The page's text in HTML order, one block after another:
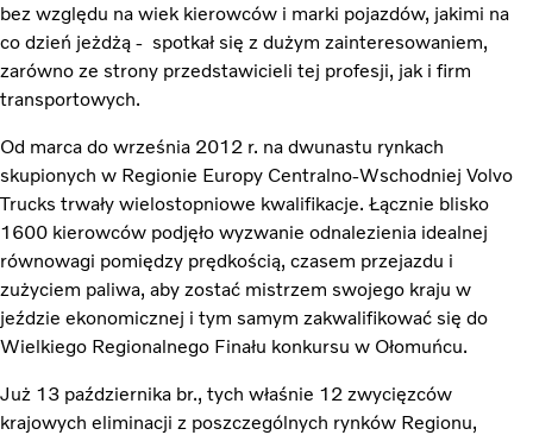
bez względu na wiek kierowców i marki pojazdów, jakimi na
co dzień jeżdżą - spotkał się z dużym zainteresowaniem,
zarówno ze strony przedstawicieli tej profesji, jak i firm
transportowych.
Od marca do września 2012 r. na dwunastu rynkach
skupionych w Regionie Europy Centralno-Wschodniej Volvo
Trucks trwały wielostopniowe kwalifikacje. Łącznie blisko
1600 kierowców podjęło wyzwanie odnalezienia idealnej
równowagi pomiędzy prędkością, czasem przejazdu i
zużyciem paliwa, aby zostać mistrzem swojego kraju w
jeździe ekonomicznej i tym samym zakwalifikować się do
Wielkiego Regionalnego Finału konkursu w Ołomuńcu.
Już 13 października br., tych właśnie 12 zwycięzców
krajowych eliminacji z poszczególnych rynków Regionu,